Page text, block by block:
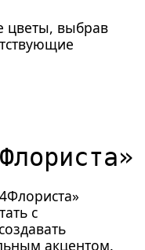
цветы, выбрав
с
акцентом.